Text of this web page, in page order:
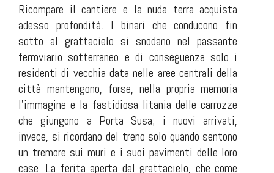
Ricompare il cantiere e la nuda terra acquista
adesso profondità. I binari che conducono fin
sotto al grattacielo si snodano nel passante
ferroviario sotterraneo e di conseguenza solo i
residenti di vecchia data nelle aree centrali della
città mantengono, forse, nella propria memoria
l'immagine e la fastidiosa litania delle carrozze
che giungono a Porta Susa; i nuovi arrivati,
invece, si ricordano del treno solo quando sentono
un tremore sui muri e i suoi pavimenti delle loro
case. La ferita aperta dal grattacielo, che come